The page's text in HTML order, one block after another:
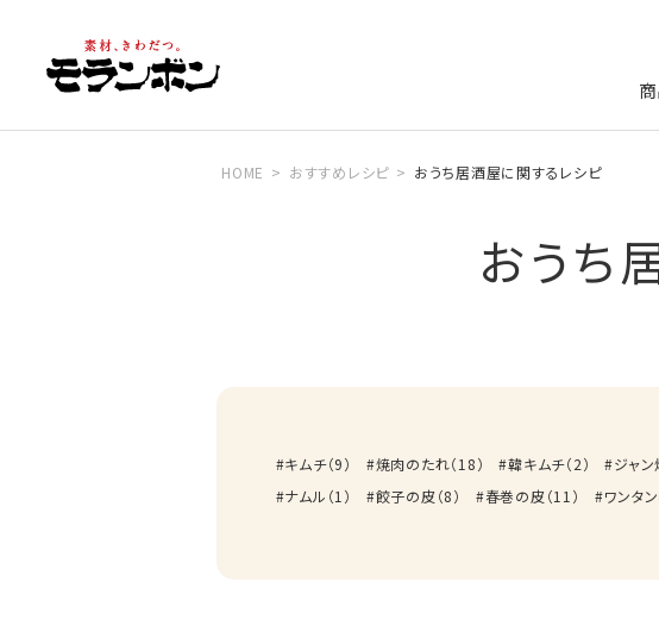
HOME おすすめレシピ おうち居酒屋に関するレシピ
おうち
キムチ（9） 焼肉のたれ（18） 韓キムチ（2） ジャ
ナムル （1 ） 餃子の皮 （8） 春巻の皮 （11 ） ワンタ